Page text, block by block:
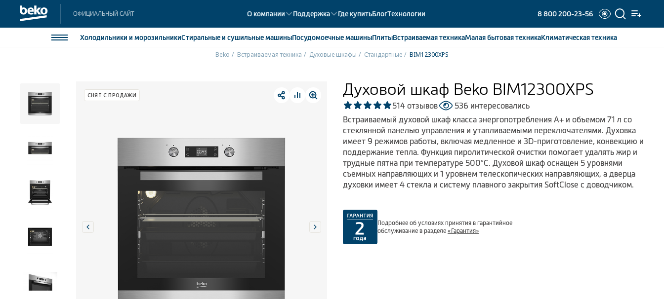
ОФИЦИАЛЬНЫЙ САЙТ О компании Поддержка Где купитьБлогТехнологии 8 800 200-23-56
Холодильники и морозильникиСтиральные и сушильные машиныПосудомоечныемашиныПлитыВстраиваемаятехникаМалая бытоваятехникаКлиматическаятехника
Стиральные и сушильные машины
Посудомоечные машины
Встраиваемая техника
Климатическая техника
Beko Встраиваемая техника Духовые шкафы Стандартные BIM12300XPS
СНЯТ С ПРОДАЖИ Духовой шкаф Beko BIM12300XPS
514 отзывов
536 интересовались
Встраиваемый духовой шкаф класса энергопотребления А+ и объемом 71 л со
стеклянной панелью управления и утапливаемыми переключателями. Духовка
имеет 9 режимов работы, включая медленное и 3D-приготовление, конвекцию и
поддержание тепла. Функция пиролитической очистки помогает удалять жир и
трудные пятна при температуре 500°С. Духовой шкаф оснащен 5 уровнями
съемных направляющих и 1 уровнем телескопических направляющих, а дверца
духовки имеет 4 стекла и систему плавного закрытия SoftClose с доводчиком.
Подробнее об условиях принятия в гарантийное
обслуживание в разделе «Гарантия»